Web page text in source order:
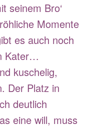
seinem Bro‘
Momente
es auch noch
Kater…
kuschelig,
Der Platz in
deutlich
eine will, muss